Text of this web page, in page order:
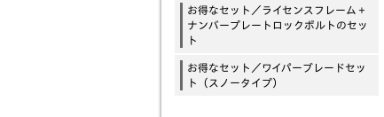
お得なセット／ライセンスフレーム＋
ナンバープレートロックボルトのセッ
ト
お得なセット／ワイパーブレードセッ
ト（スノータイプ）